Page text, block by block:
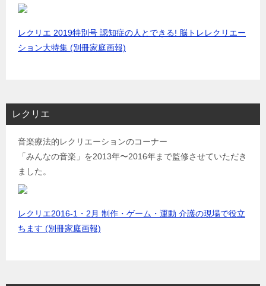
レクリエ 2019特別号 認知症の人とできる! 脳トレレクリエー
ション大特集 (別冊家庭画報)
レクリエ
音楽療法的レクリエーションのコーナー
「みんなの音楽」を2013年〜2016年まで監修させていただき
ました。
レクリエ2016-1・2月 制作・ゲーム・運動 介護の現場で役立
ちます (別冊家庭画報)